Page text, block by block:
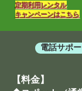
​定期利用レンタル
キャンペーンはこちら
電話サポ
【料金】